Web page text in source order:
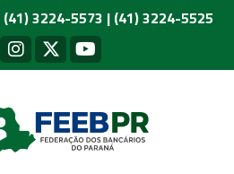
(41) 3224-5573 | (41) 3224-5525